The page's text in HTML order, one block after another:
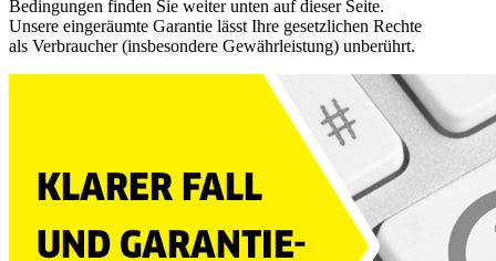
Bedingungen finden Sie weiter unten auf dieser Seite.
Unsere eingeräumte Garantie lässt Ihre gesetzlichen Rechte
als Verbraucher (insbesondere Gewährleistung) unberührt.